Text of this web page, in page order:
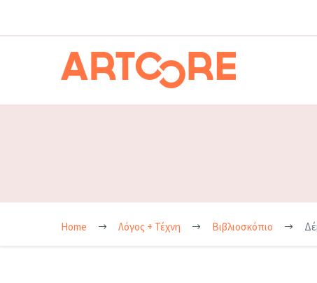
Home Λόγος + Τέχνη Βιβλιοσκόπιο